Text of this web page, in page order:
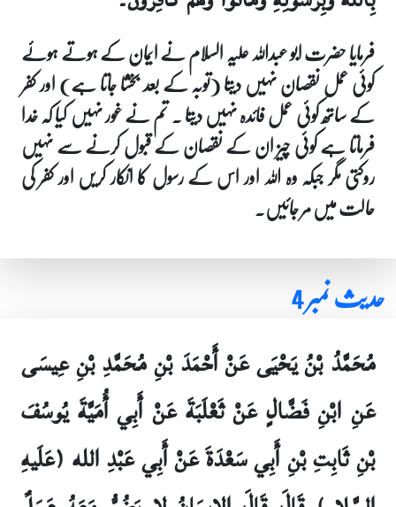
فرمایا حضرت ابو عبداللہ علیہ السلام نے ایمان کے ہوتے ہوئے
کوئی عمل نقصان نہیں دیتا (توبہ کے بعد بخشا جاتا ہے) اور کفر
کے ساتھ کوئی عمل فائدہ نہیں دیتا ۔ تم نے غور نہیں کیا کہ خدا
فرماتا ہے کوئی چیز ان کے نقصان کے قبول کرنے سے نہیں
روکتی مگر جبکہ وہ اللہ اور اس کے رسول کا انکار کریں اور کفر کی
حالت میں مر جائیں۔
حدیث نمبر 4
مُحَمَّدُ بْنُ يَحْيَى عَنْ أَحْمَدَ بْنِ مُحَمَّدِ بْنِ عِيسَى
عَنِ ابْنِ فَضَّالٍ عَنْ ثَعْلَبَةَ عَنْ أَبِي أُمَيَّةَ يُوسُفَ
بْنِ ثَابِتِ بْنِ أَبِي سَعْدَةَ عَنْ أَبِي عَبْدِ الله (عَلَيهِ